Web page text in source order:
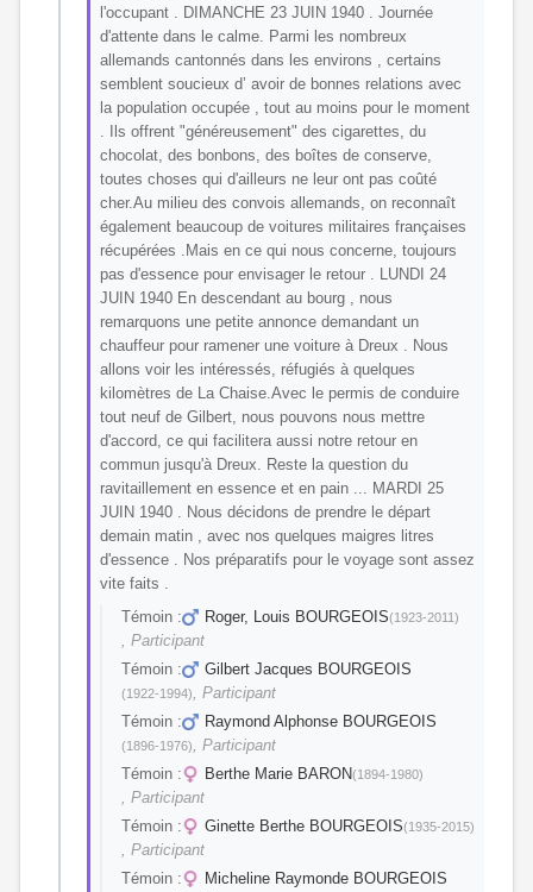
l'occupant . DIMANCHE 23 JUIN 1940 . Journée
d'attente dans le calme. Parmi les nombreux
allemands cantonnés dans les environs , certains
semblent soucieux d’ avoir de bonnes relations avec
la population occupée , tout au moins pour le moment
. Ils offrent "généreusement" des cigarettes, du
chocolat, des bonbons, des boîtes de conserve,
toutes choses qui d'ailleurs ne leur ont pas coûté
cher.Au milieu des convois allemands, on reconnaît
également beaucoup de voitures militaires françaises
récupérées .Mais en ce qui nous concerne, toujours
pas d'essence pour envisager le retour . LUNDI 24
JUIN 1940 En descendant au bourg , nous
remarquons une petite annonce demandant un
chauffeur pour ramener une voiture à Dreux . Nous
allons voir les intéressés, réfugiés à quelques
kilomètres de La Chaise.Avec le permis de conduire
tout neuf de Gilbert, nous pouvons nous mettre
d'accord, ce qui facilitera aussi notre retour en
commun jusqu'à Dreux. Reste la question du
ravitaillement en essence et en pain ... MARDI 25
JUIN 1940 . Nous décidons de prendre le départ
demain matin , avec nos quelques maigres litres
d'essence . Nos préparatifs pour le voyage sont assez
vite faits .
Témoin :
Roger, Louis BOURGEOIS(1923-2011)
, Participant
Témoin :
Gilbert Jacques BOURGEOIS
(1922-1994), Participant
Témoin :
Raymond Alphonse BOURGEOIS
(1896-1976), Participant
Témoin :
Berthe Marie BARON(1894-1980)
, Participant
Témoin :
Ginette Berthe BOURGEOIS(1935-2015)
, Participant
Témoin :
Micheline Raymonde BOURGEOIS